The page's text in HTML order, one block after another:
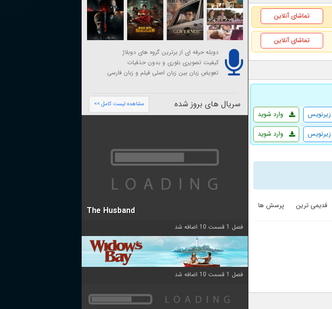
تماشای آنلاین
تماشای آنلاین
وارد شوید
زیرنویس
وارد شوید زیرنویس
قدیمی ترین پرسش ها
دوبله حرفه ای از برترین گروه های دوبلاژ
کیفیت تصویری بلوری و بدون حذفیات
تعویض زبان بین زبان اصلی فیلم و زبان فارسی
سریال های بروز شده مشاهده لیست کامل >>
The Husband
فصل 1 قسمت 10 اضافه شد
فصل 1 قسمت 10 اضافه شد